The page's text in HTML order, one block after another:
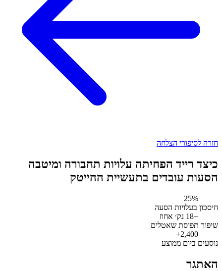
חזרה לסיפורי הצלחה
כיצד רייד הפחיתה עלויות תחבורה ומיטבה
הסעות עובדים בתעשיית ההייטק
25%
חיסכון בעלויות הסעה
+18 נק׳ אחוז
שיפור תפוסת שאטלים
2,400+
נוסעים ביום ממוצע
האתגר